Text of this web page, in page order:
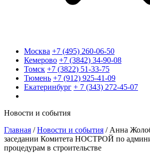
Москва +7 (495) 260-06-50
Кемерово +7 (3842) 34-90-08
Томск +7 (3822) 51-33-75
Тюмень +7 (912) 925-41-09
Екатеринбург + 7 (343) 272-45-07
Новости и события
Главная /Новости и события / Анна
заседании Комитета НОСТРОЙ по
процедурам в строительстве